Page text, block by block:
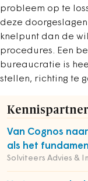
probleem op te
deze
knelpunt dan de
procedures. Een
bureaucratie is
stellen, richting te
Van Cognos
als het
Solviteers Advies &